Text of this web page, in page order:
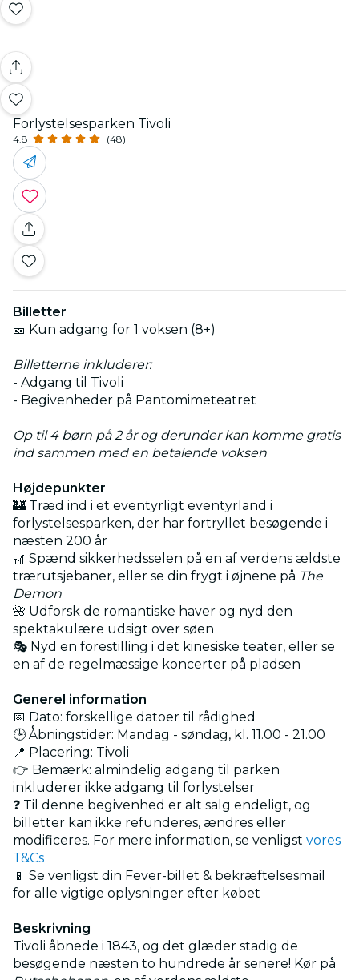
Forlystelsesparken Tivoli
4.8 (48)
Billetter
🎫 Kun adgang for 1 voksen (8+)
Billetterne inkluderer:
- Adgang til Tivoli
- Begivenheder på Pantomimeteatret
Op til 4 børn på 2 år og derunder kan komme gratis
ind sammen med en betalende voksen
Højdepunkter
🏰 Træd ind i et eventyrligt eventyrland i
forlystelsesparken, der har fortryllet besøgende i
næsten 200 år
🎢 Spænd sikkerhedsselen på en af verdens ældste
trærutsjebaner, eller se din frygt i øjnene på The
Demon
🌺 Udforsk de romantiske haver og nyd den
spektakulære udsigt over søen
🎭 Nyd en forestilling i det kinesiske teater, eller se
en af de regelmæssige koncerter på pladsen
Generel information
📅 Dato: forskellige datoer til rådighed
🕒 Åbningstider: Mandag - søndag, kl. 11.00 - 21.00
📍 Placering: Tivoli
👉 Bemærk: almindelig adgang til parken
inkluderer ikke adgang til forlystelser
❓ Til denne begivenhed er alt salg endeligt, og
billetter kan ikke refunderes, ændres eller
modificeres. For mere information, se venligst vores
T&Cs
📱 Se venligst din Fever-billet & bekræftelsesmail
for alle vigtige oplysninger efter købet
Beskrivning
Tivoli åbnede i 1843, og det glæder stadig de
besøgende næsten to hundrede år senere! Kør på